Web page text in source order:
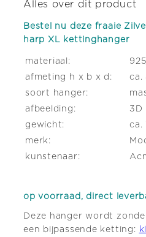
kettinghanger
Alles over dit product
Bestel nu deze fraaie
harp XL kettinghanger
materiaal:
afmeting h x b x d:
ca.
soort hanger:
afbeelding:
3D
gewicht:
ca.
merk:
kunstenaar:
op voorraad, direct
Deze hanger wordt
een bijpassende ketting: